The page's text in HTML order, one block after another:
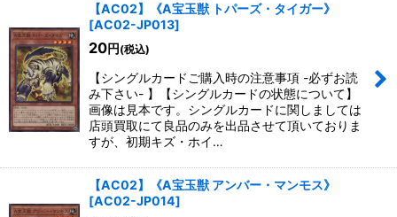
【AC02】《A宝玉獣 トパーズ・タイガー》
[AC02-JP013]
20円 (税込)
【シングルカードご購入時の注意事項 -必ずお読
み下さい- 】【シングルカードの状態について】
画像は見本です。シングルカードに関しましては
店頭買取にて良品のみを出品させて頂いておりま
すが、初期キズ・ホイ…
【AC02】《A宝玉獣 アンバー・マンモス》
[AC02-JP014]